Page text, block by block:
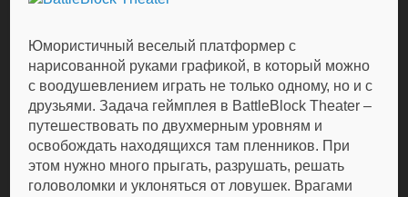
Юмористичный веселый платформер с
нарисованной руками графикой, в который можно
с воодушевлением играть не только одному, но и с
друзьями. Задача геймплея в BattleBlock Theater –
путешествовать по двухмерным уровням и
освобождать находящихся там пленников. При
этом нужно много прыгать, разрушать, решать
головоломки и уклоняться от ловушек. Врагами